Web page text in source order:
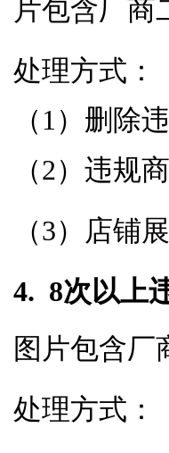
片包含厂商
处理方式：
（1）删除
（2）违规
（3）店铺
4. 8次以上
图片包含厂
处理方式：